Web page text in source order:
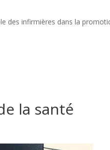
des infirmières dans la
la santé